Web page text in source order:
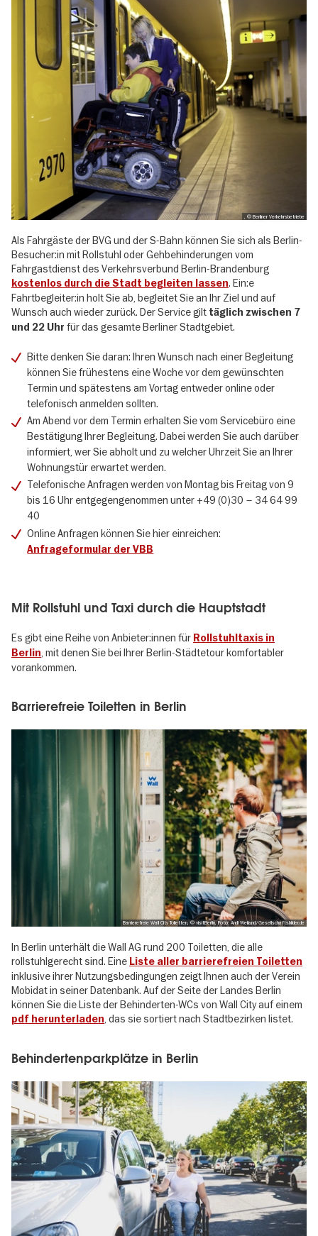
, © Berliner Verkehrsbetriebe
Als Fahrgäste der BVG und der S-Bahn können Sie sich als Berlin-
Besucher:in mit Rollstuhl oder Gehbehinderungen vom
Fahrgastdienst des Verkehrsverbund Berlin-Brandenburg
kostenlos durch die Stadt begleiten lassen. Ein:e
Fahrtbegleiter:in holt Sie ab, begleitet Sie an Ihr Ziel und auf
Wunsch auch wieder zurück. Der Service gilt täglich zwischen 7
und 22 Uhr für das gesamte Berliner Stadtgebiet.
Bitte denken Sie daran: Ihren Wunsch nach einer Begleitung
können Sie frühestens eine Woche vor dem gewünschten
Termin und spätestens am Vortag entweder online oder
telefonisch anmelden sollten.
Am Abend vor dem Termin erhalten Sie vom Servicebüro eine
Bestätigung Ihrer Begleitung. Dabei werden Sie auch darüber
informiert, wer Sie abholt und zu welcher Uhrzeit Sie an Ihrer
Wohnungstür erwartet werden.
Telefonische Anfragen werden von Montag bis Freitag von 9
bis 16 Uhr entgegengenommen unter +49 (0)30 – 34 64 99
40
Online Anfragen können Sie hier einreichen:
Anfrageformular der VBB
Mit Rollstuhl und Taxi durch die Hauptstadt
Es gibt eine Reihe von Anbieter:innen für Rollstuhltaxis in
Berlin, mit denen Sie bei Ihrer Berlin-Städtetour komfortabler
vorankommen.
Barrierefreie Toiletten in Berlin
Barrierefreie Wall City Toiletten, © visitBerlin, Foto: Andi Weiland/Gesellschaftsbilder.de
In Berlin unterhält die Wall AG rund 200 Toiletten, die alle
rollstuhlgerecht sind. Eine Liste aller barrierefreien Toiletten
inklusive ihrer Nutzungsbedingungen zeigt Ihnen auch der Verein
Mobidat in seiner Datenbank. Auf der Seite der Landes Berlin
können Sie die Liste der Behinderten-WCs von Wall City auf einem
pdf herunterladen, das sie sortiert nach Stadtbezirken listet.
Behindertenparkplätze in Berlin